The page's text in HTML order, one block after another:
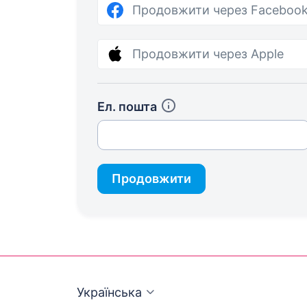
Продовжити через
Продовжити через Apple
Ел. пошта
Продовжити
Українська